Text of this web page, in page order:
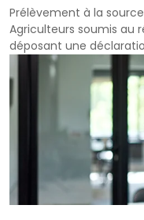
Prélèvement à la source
Agriculteurs soumis au
déposant une